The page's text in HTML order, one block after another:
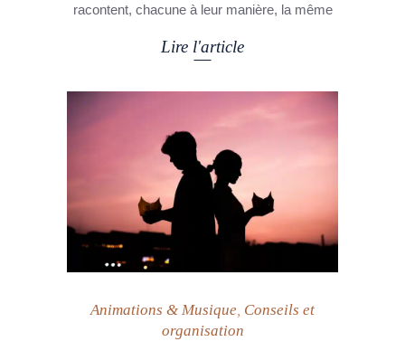
racontent, chacune à leur manière, la même
Lire l'article
Animations & Musique Conseils et
organisation